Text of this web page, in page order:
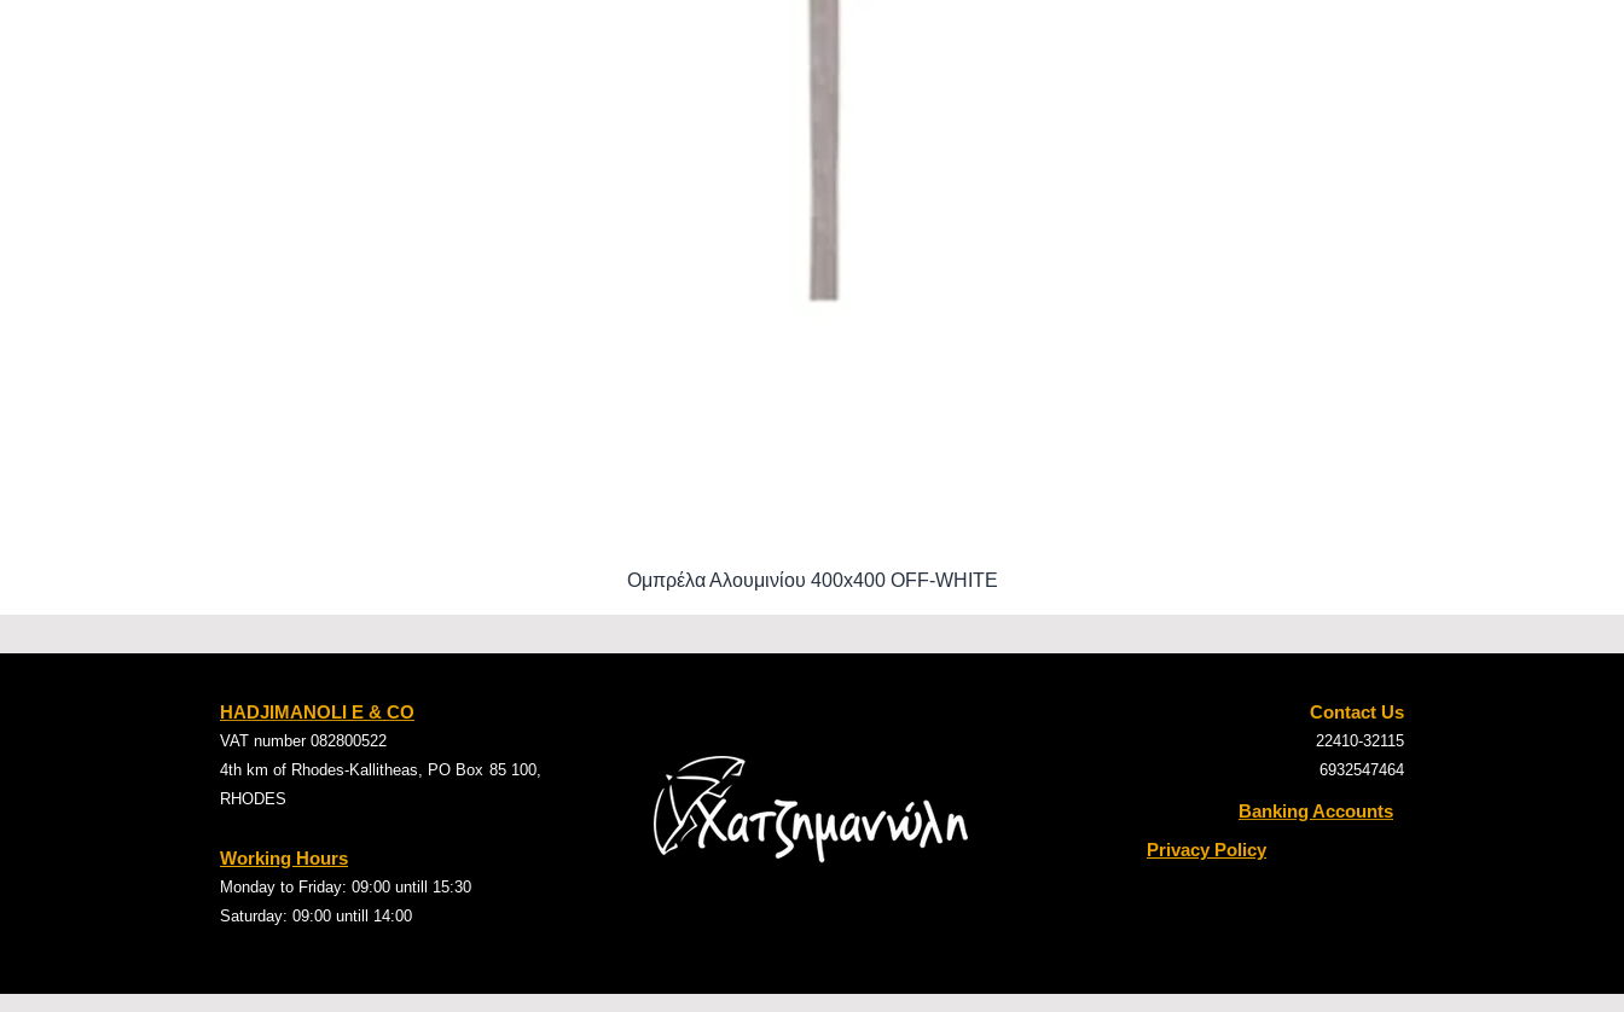
Ομπρέλα Αλουμινίου 400x400 OFF-WHITE
HADJIMANOLI E & CO
VAT number 082800522
4th km of Rhodes-Kallitheas, PO Box 85 100,
RHODES
Working Hours
Monday to Friday: 09:00 untill 15:30
Saturday: 09:00 untill 14:00
Contact Us
22410-32115
6932547464
Banking Accounts
Privacy Policy